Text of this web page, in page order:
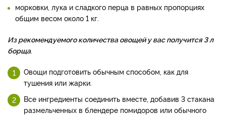
морковки, лука и сладкого перца в равных пропорциях
общим весом около 1 кг.
Из рекомендуемого количества овощей у вас получится 3 л
борща.
Овощи подготовить обычным способом, как для
тушения или жарки.
Все ингредиенты соединить вместе, добавив 3 стакана
размельченных в блендере помидоров или обычного